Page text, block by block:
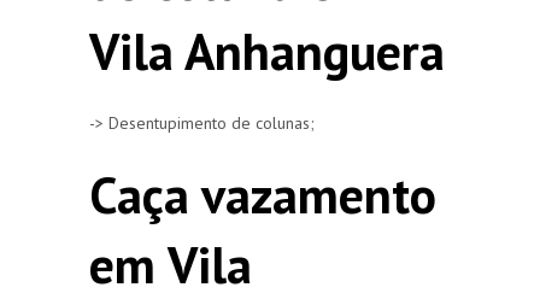
Vila Anhanguera
-> Desentupimento de colunas;
Caça vazamento
em Vila